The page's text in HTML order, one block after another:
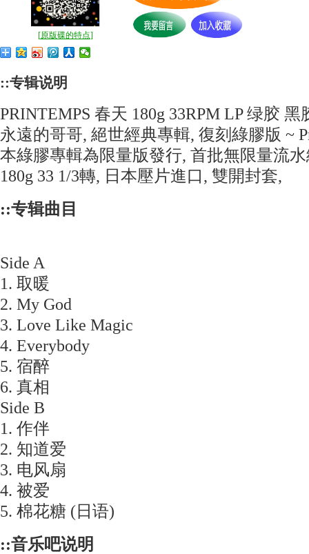
[原版碟的特点]
::专辑说明
PRINTEMPS 春天 180g 33RPM LP 绿胶 黑
永遠的哥哥, 絕世經典專輯, 復刻綠膠版 ~
本綠膠專輯為限量版發行, 首批無限量流
180g 33 1/3轉, 日本壓片進口, 雙開封套,
::专辑曲目
Side A
1. 取暖
2. My God
3. Love Like Magic
4. Everybody
5. 宿醉
6. 真相
Side B
1. 作伴
2. 知道爱
3. 电风扇
4. 被爱
5. 棉花糖 (日语)
::音乐吧说明